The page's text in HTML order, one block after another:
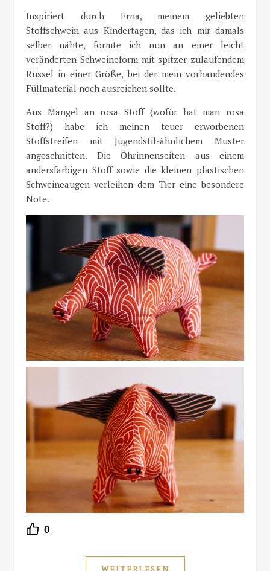
Inspiriert durch Erna, meinem geliebten
Stoffschwein aus Kindertagen, das ich mir damals
selber nähte, formte ich nun an einer leicht
veränderten Schweineform mit spitzer zulaufendem
Rüssel in einer Größe, bei der mein vorhandendes
Füllmaterial noch ausreichen sollte.
Aus Mangel an rosa Stoff (wofür hat man rosa
Stoff?) habe ich meinen teuer erworbenen
Stoffstreifen mit Jugendstil-ähnlichem Muster
angeschnitten. Die Ohrinnenseiten aus einem
andersfarbigen Stoff sowie die kleinen plastischen
Schweineaugen verleihen dem Tier eine besondere
Note.
0